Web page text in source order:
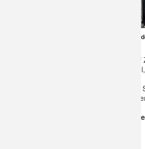
Zeche Hannover: Bergbau + Natur begegnen
Einst wurde hier Kohle gefördert. Nun lebt
IndustrieNatur - eine Vielzahl von Arten:
Dabei lauschen wir Zilpzalp, Zaunkönig &
Schuhwerk. Ein Fernglas kann mitgebracht
Corona-Sonderprogramm: Begrenzte